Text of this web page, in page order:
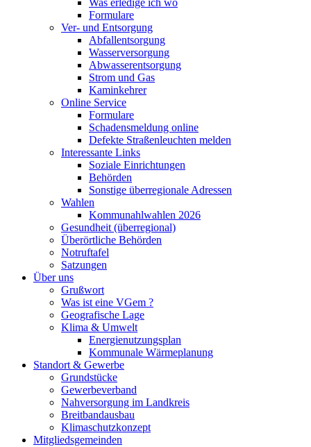
Was erledige ich wo
Formulare
Ver- und Entsorgung
Abfallentsorgung
Wasserversorgung
Abwasserentsorgung
Strom und Gas
Kaminkehrer
Online Service
Formulare
Schadensmeldung online
Defekte Straßenleuchten melden
Interessante Links
Soziale Einrichtungen
Behörden
Sonstige überregionale Adressen
Wahlen
Kommunahlwahlen 2026
Gesundheit (überregional)
Überörtliche Behörden
Notruftafel
Satzungen
Über uns
Grußwort
Was ist eine VGem ?
Geografische Lage
Klima & Umwelt
Energienutzungsplan
Kommunale Wärmeplanung
Standort & Gewerbe
Grundstücke
Gewerbeverband
Nahversorgung im Landkreis
Breitbandausbau
Klimaschutzkonzept
Mitgliedsgemeinden